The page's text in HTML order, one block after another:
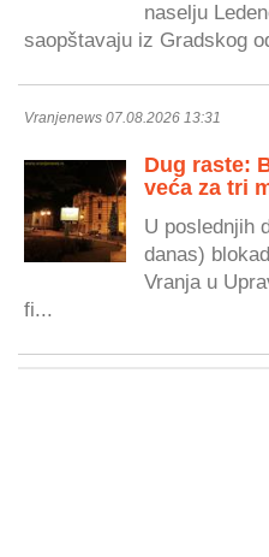
naselju
saopštavaju iz Gradskog
Vranjenews 07.08.2026 13:31
Dug raste:
veća za tri
U poslednjih
danas)
Vranja u
fi...